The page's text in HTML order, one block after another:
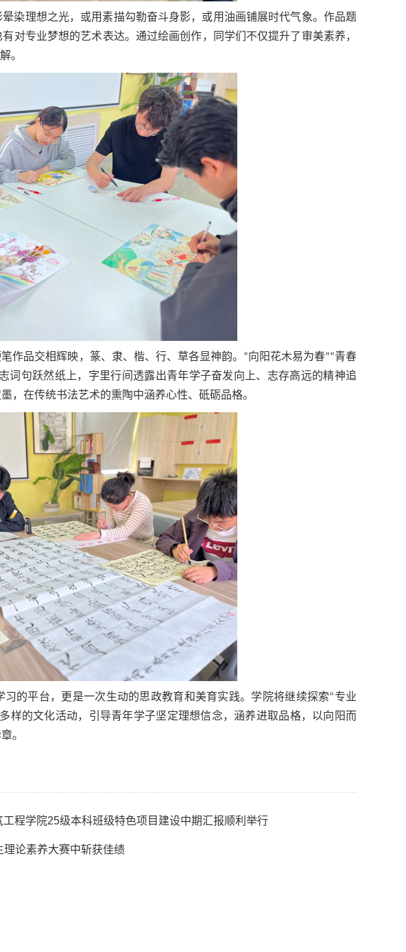
染理想之光，或用素描勾勒奋斗身影，或用油画铺展时代气象。作品题
对专业梦想的艺术表达。通过绘画创作，同学们不仅提升了审美素养，
。
作品交相辉映，篆、隶、楷、行、草各显神韵。“向阳花木易为春”“青春
词句跃然纸上，字里行间透露出青年学子奋发向上、志存高远的精神追
，在传统书法艺术的熏陶中涵养心性、砥砺品格。
的平台，更是一次生动的思政教育和美育实践。学院将继续探索“专业
样的文化活动，引导青年学子坚定理想信念，涵养进取品格，以向阳而
。
程学院25级本科班级特色项目建设中期汇报顺利举行
论素养大赛中斩获佳绩